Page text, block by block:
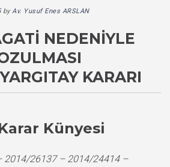
byAv. Yusuf Enes ARSLAN
NEDENIYLE
KARARI
Künyesi
2014/26137 – 2014/24414 –